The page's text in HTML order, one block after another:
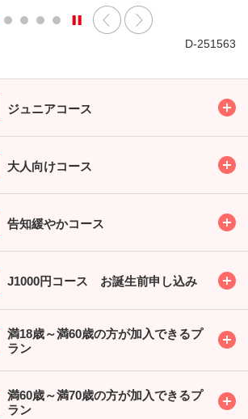
ジュニアコース
大人向けコース
告知緩やかコース
J1000円コース お誕生前申し込み
満18歳～満60歳の方が加入できるプ
ラン
満60歳～満70歳の方が加入できるプ
ラン
D-251563